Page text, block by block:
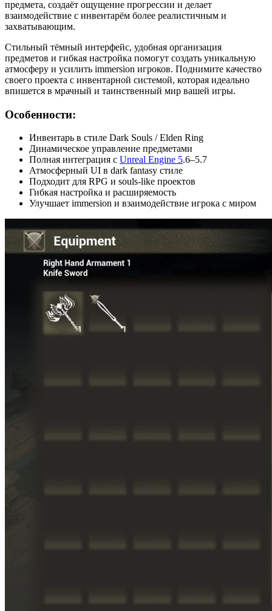
предмета, создаёт ощущение прогрессии и делает
взаимодействие с инвентарём более реалистичным и
захватывающим.
Стильный тёмный интерфейс, удобная организация
предметов и гибкая настройка помогут создать уникальную
атмосферу и усилить immersion игроков. Поднимите качество
своего проекта с инвентарной системой, которая идеально
впишется в мрачный и таинственный мир вашей игры.
Особенности:
Инвентарь в стиле Dark Souls / Elden Ring
Динамическое управление предметами
Полная интеграция с Unreal Engine 5.6–5.7
Атмосферный UI в dark fantasy стиле
Подходит для RPG и souls-like проектов
Гибкая настройка и расширяемость
Улучшает immersion и взаимодействие игрока с миром